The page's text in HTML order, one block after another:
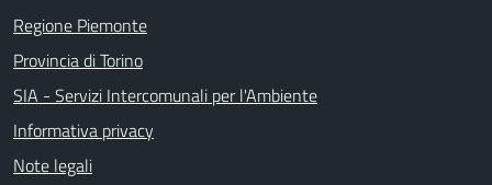
Regione Piemonte
Provincia di Torino
SIA - Servizi Intercomunali per l'Ambiente
Informativa privacy
Note legali